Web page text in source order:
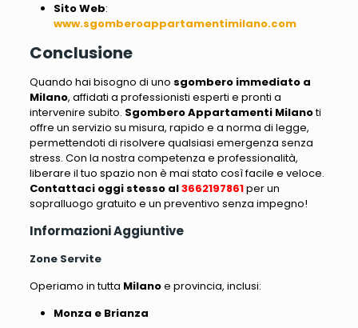
SitoWeb:
www.sgomberoappartamentimilano.com
Conclusione
Quando hai bisogno di uno sgombero immediato a
Milano, affidati a professionisti esperti e pronti a
intervenire subito. Sgombero Appartamenti Milanoti
offre un servizio su misura, rapido e a norma di legge,
permettendoti di risolvere qualsiasi emergenza senza
stress. Con la nostra competenza e professionalità,
liberare il tuo spazio non è mai stato così facile e veloce.
Contattaci oggi stesso al3662197861per un
sopralluogo gratuito e un preventivo senza impegno!
Informazioni Aggiuntive
Zone Servite
Operiamo in tutta Milanoe provincia, inclusi:
Monza e Brianza